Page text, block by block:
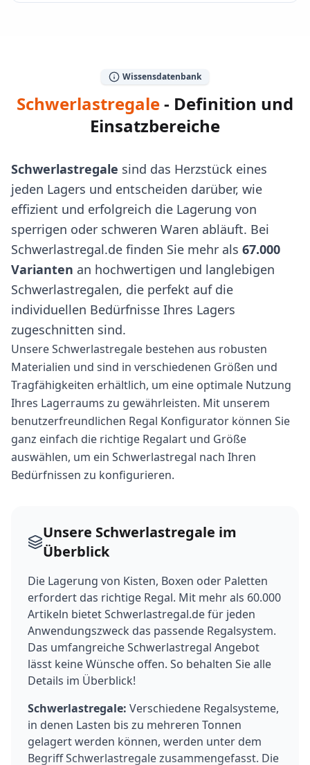
Wissensdatenbank
Schwerlastregale- Definition und
Einsatzbereiche
Schwerlastregale sind das Herzstück eines
jeden Lagers und entscheiden darüber, wie
effizient und erfolgreich die Lagerung von
sperrigen oder schweren Waren abläuft. Bei
Schwerlastregal.de finden Sie mehr als 67.000
Varianten an hochwertigen und langlebigen
Schwerlastregalen, die perfekt auf die
individuellen Bedürfnisse Ihres Lagers
zugeschnitten sind.
Unsere Schwerlastregale bestehen aus robusten
Materialien und sind in verschiedenen Größen und
Tragfähigkeiten erhältlich, um eine optimale Nutzung
Ihres Lagerraums zu gewährleisten. Mit unserem
benutzerfreundlichen Regal Konfigurator können Sie
ganz einfach die richtige Regalart und Größe
auswählen, um ein Schwerlastregal nach Ihren
Bedürfnissen zu konfigurieren.
Unsere Schwerlastregale im
Überblick
Die Lagerung von Kisten, Boxen oder Paletten
erfordert das richtige Regal. Mit mehr als 60.000
Artikeln bietet Schwerlastregal.de für jeden
Anwendungszweck das passende Regalsystem.
Das umfangreiche Schwerlastregal Angebot
lässt keine Wünsche offen. So behalten Sie alle
Details im Überblick!
Schwerlastregale: Verschiedene Regalsysteme,
in denen Lasten bis zu mehreren Tonnen
gelagert werden können, werden unter dem
Begriff Schwerlastregale zusammengefasst. Die